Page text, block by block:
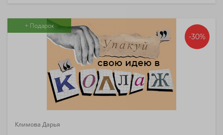
+ Подарок
-30%
Климова Дарья